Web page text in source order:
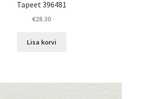
Tapeet 396481
€28.30
Lisa korvi